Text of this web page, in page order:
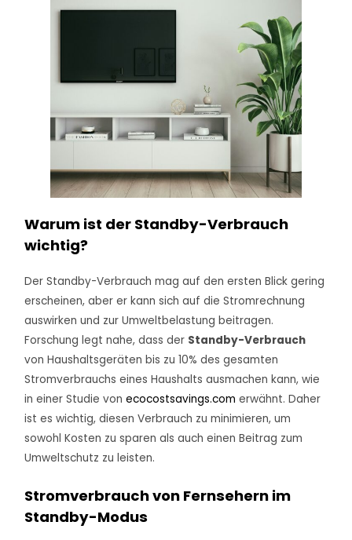
Warum ist der Standby-Verbrauch
wichtig?
Der Standby-Verbrauch mag auf den ersten Blick gering
erscheinen, aber er kann sich auf die Stromrechnung
auswirken und zur Umweltbelastung beitragen.
Forschung legt nahe, dass der Standby-Verbrauch
von Haushaltsgeräten bis zu 10% des gesamten
Stromverbrauchs eines Haushalts ausmachen kann, wie
in einer Studie vonecocostsavings.com erwähnt. Daher
ist es wichtig, diesen Verbrauch zu minimieren, um
sowohl Kosten zu sparen als auch einen Beitrag zum
Umweltschutz zu leisten.
Stromverbrauch von Fernsehern im
Standby-Modus